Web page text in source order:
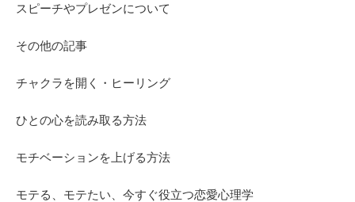
スピーチやプレゼンについて
その他の記事
チャクラを開く・ヒーリング
ひとの心を読み取る方法
モチベーションを上げる方法
モテる、モテたい、今すぐ役立つ恋愛心理学